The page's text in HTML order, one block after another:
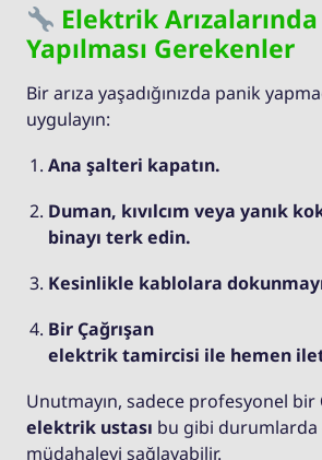
Elektrik
Yapılması Gerekenler
Bir arıza yaşadığınızda panik
uygulayın:
Ana şalteri kapatın.
Duman, kıvılcım veya yanık
binayı terk edin.
Kesinlikle kablolara
Bir Çağrışan
elektrik tamircisi ile hemen
Unutmayın, sadece profesyonel bir
elektrik ustası bu gibi
müdahaleyi sağlayabilir.